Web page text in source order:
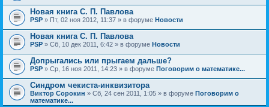
Новая книга С. П. Павлова
PSP » Пт, 02 ноя 2012, 11:37 » в форуме Новости
Новая книга С. П. Павлова
PSP » Сб, 10 дек 2011, 6:42 » в форуме Новости
Допрыгались или прыгаем дальше?
PSP » Ср, 16 ноя 2011, 14:23 » в форуме Поговорим о математике...
Синдром чекиста-инквизитора
Виктор Сорокин » Сб, 24 сен 2011, 1:05 » в форуме Поговорим о
математике...